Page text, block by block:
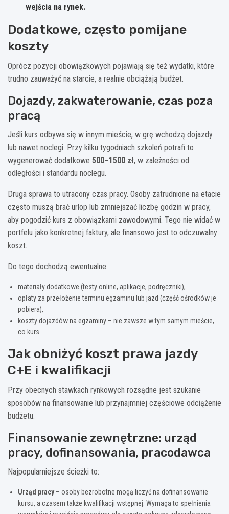
wejścia na rynek.
Dodatkowe, często pomijane
koszty
Oprócz pozycji obowiązkowych pojawiają się też wydatki, które
trudno zauważyć na starcie, a realnie obciążają budżet.
Dojazdy, zakwaterowanie, czas poza
pracą
Jeśli kurs odbywa się w innym mieście, w grę wchodzą dojazdy
lub nawet noclegi. Przy kilku tygodniach szkoleń potrafi to
wygenerować dodatkowe 500–1500 zł, w zależności od
odległości i standardu noclegu.
Druga sprawa to utracony czas pracy. Osoby zatrudnione na etacie
często muszą brać urlop lub zmniejszać liczbę godzin w pracy,
aby pogodzić kurs z obowiązkami zawodowymi. Tego nie widać w
portfelu jako konkretnej faktury, ale finansowo jest to odczuwalny
koszt.
Do tego dochodzą ewentualne:
materiały dodatkowe (testy online, aplikacje, podręczniki),
opłaty za przełożenie terminu egzaminu lub jazd (część ośrodków je
pobiera),
koszty dojazdów na egzaminy – nie zawsze w tym samym mieście,
co kurs.
Jak obniżyć koszt prawa jazdy
C+E i kwalifikacji
Przy obecnych stawkach rynkowych rozsądne jest szukanie
sposobów na finansowanie lub przynajmniej częściowe odciążenie
budżetu.
Finansowanie zewnętrzne: urząd
pracy, dofinansowania, pracodawca
Najpopularniejsze ścieżki to:
Urząd pracy– osoby bezrobotne mogą liczyć na dofinansowanie
kursu, a czasem także kwalifikacji wstępnej. Wymaga to spełnienia